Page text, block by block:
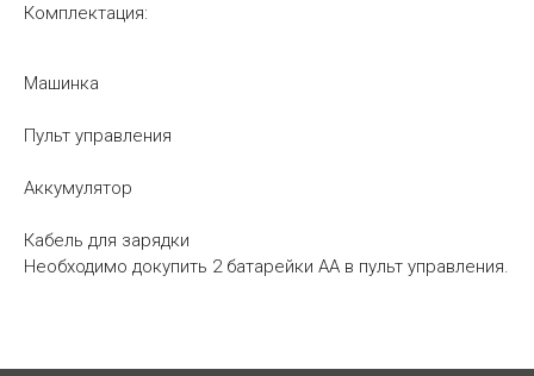
Комплектация:
Машинка
Пульт управления
Аккумулятор
Кабель для зарядки
Необходимо докупить 2 батарейки АА в пульт управления.